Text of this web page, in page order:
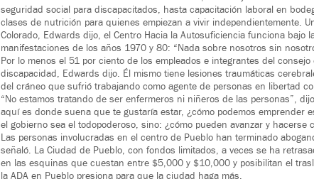
seguridad social para discapacitados, hasta capacitación laboral en
clases de nutrición para quienes empiezan a vivir independientemente.
Colorado, Edwards dijo, el Centro Hacia la Autosuficiencia funciona bajo
manifestaciones de los años 1970 y 80: “Nada sobre nosotros sin
Por lo menos el 51 por ciento de los empleados e integrantes del
discapacidad, Edwards dijo. Él mismo tiene lesiones traumáticas
del cráneo que sufrió trabajando como agente de personas en libertad
“No estamos tratando de ser enfermeros ni niñeros de las personas”,
aquí es donde suena que te gustaría estar, ¿cómo podemos emprender
el gobierno sea el todopoderoso, sino: ¿cómo pueden avanzar y hacerse
Las personas involucradas en el centro de Pueblo han terminado
señaló. La Ciudad de Pueblo, con fondos limitados, a veces se ha
en las esquinas que cuestan entre $5,000 y $10,000 y posibilitan el
la ADA en Pueblo presiona para que la ciudad haga más.